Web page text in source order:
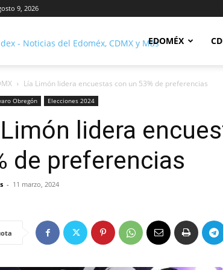
9, 2026
Notidex
EDOMÉX
Lía Limón lidera encuestas con un 53% de preferencias
Obregón Elecciones 2024
lidera
de preferencias
- 11 marzo, 2024